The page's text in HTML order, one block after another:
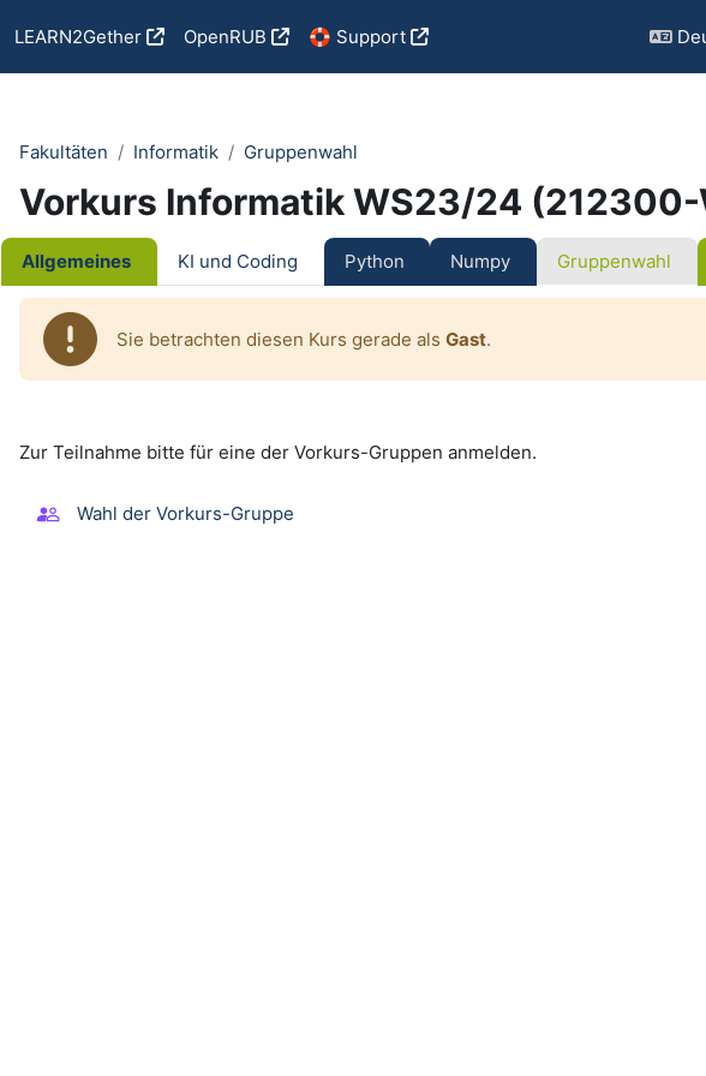
LEARN2Gether OpenRUB 🛟 Support
Fakultäten Informatik Gruppenwahl
Vorkurs Informatik WS23/24
Abschnittsübersicht
Allgemeines KI und Coding Python Numpy Gruppenwahl
Sie betrachten diesen Kurs gerade als Gast.
Zur Teilnahme bitte für eine der Vorkurs-Gruppen anmelden.
Wahl der Vorkurs-Gruppe